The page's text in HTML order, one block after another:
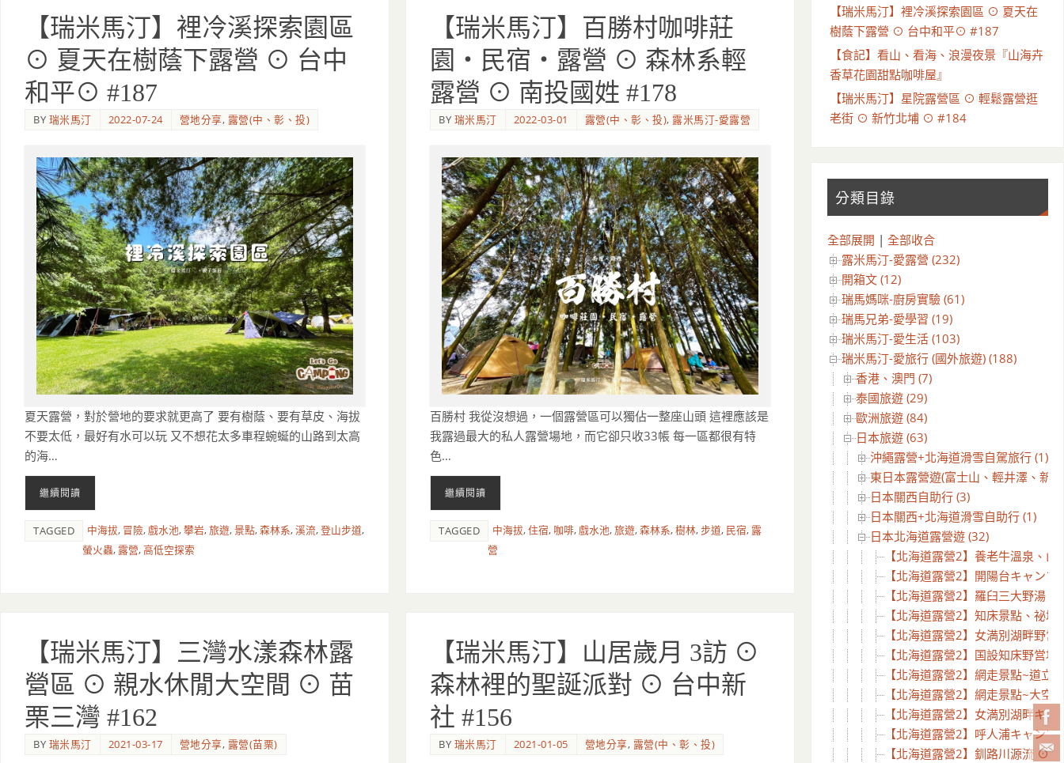
【瑞米馬汀】裡冷溪探索園區
⊙ 夏天在樹蔭下露營 ⊙ 台中
和平⊙ #187
BY 瑞米馬汀 2022-07-24 營地分享, 露營(中、彰、投)
夏天露營，對於營地的要求就更高了 要有樹蔭、要有草皮、海拔
不要太低，最好有水可以玩 又不想花太多車程蜿蜒的山路到太高
的海…
繼續閱讀
TAGGED 中海拔, 冒險,戲水池,攀岩,旅遊,景點,森林系,溪流,登山步道,
螢火蟲, 露營,高低空探索
【瑞米馬汀】百勝村咖啡莊
園‧民宿‧露營 ⊙ 森林系輕
露營 ⊙ 南投國姓 #178
BY 瑞米馬汀 2022-03-01 露營(中、彰、投), 露米馬汀-愛露營
百勝村 我從沒想過，一個露營區可以獨佔一整座山頭 這裡應該是
我露過最大的私人露營場地，而它卻只收33帳 每一區都很有特
色…
繼續閱讀
TAGGED 中海拔,住宿, 咖啡,戲水池,旅遊,森林系,樹林,步道, 民宿, 露
營
【瑞米馬汀】三灣水漾森林露
營區 ⊙ 親水休閒大空間 ⊙ 苗
栗三灣 #162
BY 瑞米馬汀 2021-03-17 營地分享, 露營(苗栗)
【瑞米馬汀】山居歲月 3訪 ⊙
森林裡的聖誕派對 ⊙ 台中新
社 #156
BY 瑞米馬汀 2021-01-05 營地分享, 露營(中、彰、投)
【瑞米馬汀】裡冷溪探索園區 ⊙ 夏天在
樹蔭下露營 ⊙ 台中和平⊙ #187
【食記】看山、看海、浪漫夜景『山海卉
香草花園甜點咖啡屋』
【瑞米馬汀】星院露營區 ⊙ 輕鬆露營逛
老街 ⊙ 新竹北埔 ⊙ #184
分類目錄
全部展開 | 全部收合
露米馬汀-愛露營 (232)
開箱文 (12)
瑞馬媽咪-廚房實驗 (61)
瑞馬兄弟-愛學習 (19)
瑞米馬汀-愛生活 (103)
瑞米馬汀-愛旅行 (國外旅遊) (188)
香港、澳門 (7)
泰國旅遊 (29)
歐洲旅遊 (84)
日本旅遊 (63)
沖繩露營+北海道滑雪自駕旅行 (1)
東日本露營遊(富士山、輕井澤、新
日本關西自助行 (3)
日本關西+北海道滑雪自助行 (1)
日本北海道露營遊 (32)
【北海道露營2】養老牛溫泉、
【北海道露營2】開陽台キャン
【北海道露營2】羅臼三大野湯
【北海道露營2】知床景點、祕
【北海道露營2】女満別湖畔野
【北海道露營2】国設知床野営
【北海道露營2】網走景點~道立
【北海道露營2】網走景點~大空
【北海道露營2】女満別湖畔キ
【北海道露營2】呼人浦キャン
【北海道露營2】釧路川源流 ⊙